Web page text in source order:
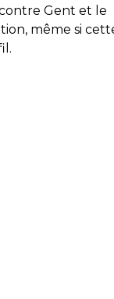
Gent et le
même si